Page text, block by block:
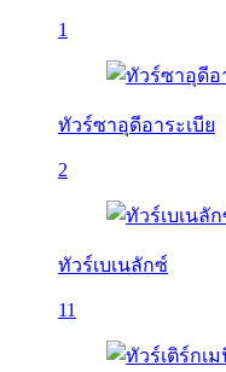
1
ทัวร์ซาอุดีอาระเบีย
2
ทัวร์เบเนลักซ์
11